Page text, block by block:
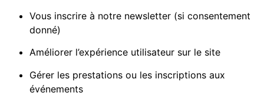
Vous inscrire à notre newsletter (si consentement
donné)
Améliorer l’expérience utilisateur sur le site
Gérer les prestations ou les inscriptions aux
événements